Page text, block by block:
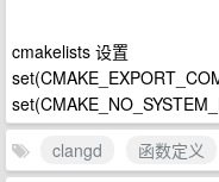
cmakelists 设置
clangd
函数定义